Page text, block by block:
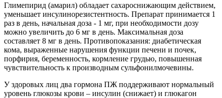
Глимепирид (амарил) обладает сахароснижающим действием,
уменьшает инсулинорезистентность. Препарат принимается 1
раз в день, начальная доза - 1 мг, при необходимости дозу
можно увеличить до 6 мг в день. Максимальная доза
составляет 8 мг в день. Противопоказания: диабетическая
кома, выраженные нарушения функции печени и почек,
порфирия, беременность, кормление грудью, повышенная
чувствительность к производным сульфонилмочевины.
У здоровых лиц два гормона ПЖ поддерживают нормальный
уровень глюкозы крови – инсулин (снижает) и глюкагон